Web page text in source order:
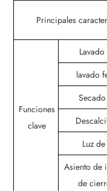
Principales
Funciones
clave
lavado
Luz
Asiento de
de